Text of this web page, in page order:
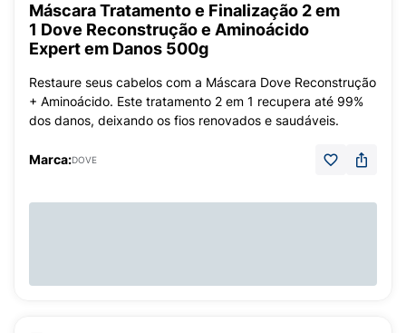
Máscara Tratamento e Finalização 2 em
1 Dove Reconstrução e Aminoácido
Expert em Danos 500g
Restaure seus cabelos com a Máscara Dove Reconstrução
+ Aminoácido. Este tratamento 2 em 1 recupera até 99%
dos danos, deixando os fios renovados e saudáveis.
Marca:DOVE